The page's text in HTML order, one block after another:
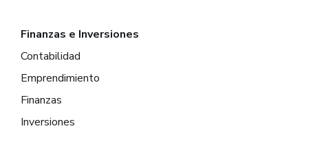
Finanzas e Inversiones
Contabilidad
Emprendimiento
Finanzas
Inversiones